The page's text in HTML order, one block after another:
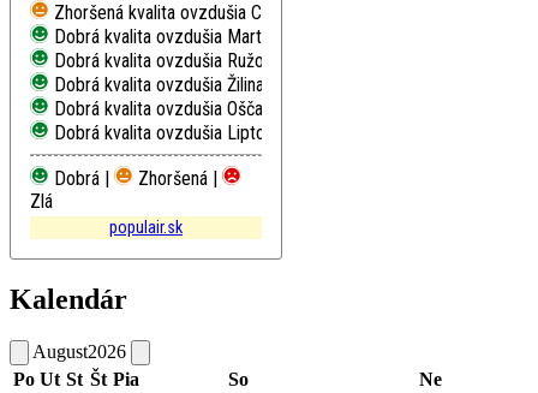
Zhoršená kvalita ovzdušia Chopok, EMEP
Dobrá kvalita ovzdušia Martin, Jesenského
Dobrá kvalita ovzdušia Ružomberok, Riadok
Dobrá kvalita ovzdušia Žilina, Obežná
Dobrá kvalita ovzdušia Oščadnica
Dobrá kvalita ovzdušia Liptovský Mikuláš, Školská
Dobrá |
Zhoršená |
Zlá
populair.sk
Kalendár
August2026
Po Ut St Št Pia So
Ne